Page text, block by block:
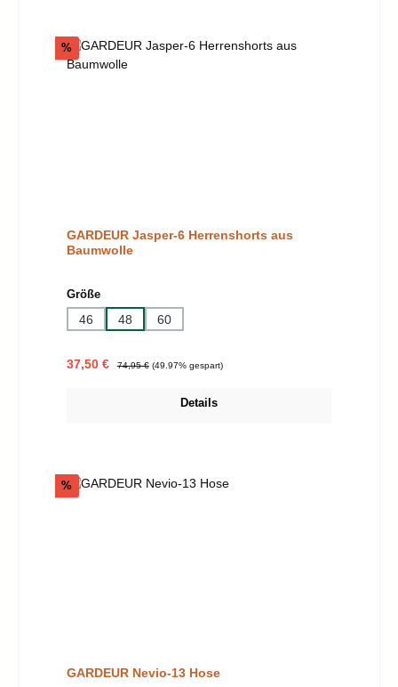
%Rabatt
GARDEUR Jasper-6 Herrenshorts aus
Baumwolle
Größeauswählen
46 48 60
Verkaufspreis:
37,50 € Regulärer Preis:
74,95 € (49.97% gespart)
Details
%Rabatt
GARDEUR Nevio-13 Hose